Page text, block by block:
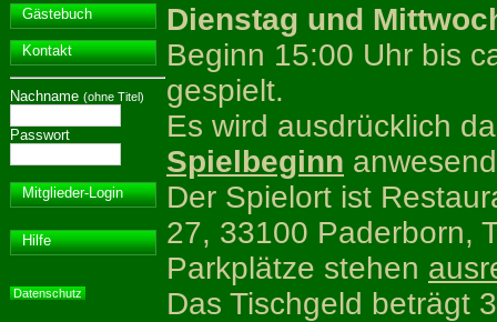
Gästebuch
Kontakt
Nachname (ohne Titel)
Passwort
Mitglieder-Login
Hilfe
Datenschutz
Dienstag und
Beginn 15:00 Uhr bis
gespielt.
Es wird ausdrücklich
Spielbeginn
Der Spielort ist
27, 33100 Paderborn,
Parkplätze stehen
Das Tischgeld beträgt